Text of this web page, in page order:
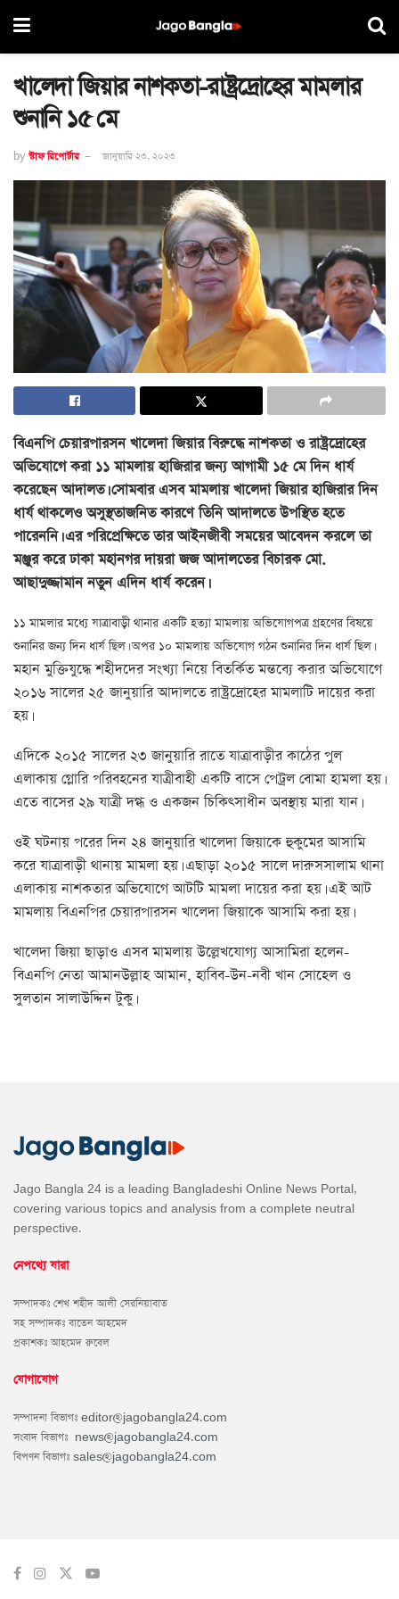
খালেদা জিয়ার নাশকতা-রাষ্ট্রদ্রোহের মামলার
শুনানি ১৫ মে
by স্টাফ রিপোর্টার জানুয়ারি ২৩, ২০২৩
বিএনপি চেয়ারপারসন খালেদা জিয়ার বিরুদ্ধে নাশকতা ও রাষ্ট্রদ্রোহের
অভিযোগে করা ১১ মামলায় হাজিরার জন্য আগামী ১৫ মে দিন ধার্য
করেছেন আদালত। সোমবার এসব মামলায় খালেদা জিয়ার হাজিরার দিন
ধার্য থাকলেও অসুস্থতাজনিত কারণে তিনি আদালতে উপস্থিত হতে
পারেননি। এর পরিপ্রেক্ষিতে তার আইনজীবী সময়ের আবেদন করলে তা
মঞ্জুর করে ঢাকা মহানগর দায়রা জজ আদালতের বিচারক মো.
আছাদুজ্জামান নতুন এদিন ধার্য করেন।
১১ মামলার মধ্যে যাত্রাবাড়ী থানার একটি হত্যা মামলায় অভিযোগপত্র গ্রহণের বিষয়ে
শুনানির জন্য দিন ধার্য ছিল। অপর ১০ মামলায় অভিযোগ গঠন শুনানির দিন ধার্য ছিল।
মহান মুক্তিযুদ্ধে শহীদদের সংখ্যা নিয়ে বিতর্কিত মন্তব্যে করার অভিযোগে
২০১৬ সালের ২৫ জানুয়ারি আদালতে রাষ্ট্রদ্রোহের মামলাটি দায়ের করা
হয়।
এদিকে ২০১৫ সালের ২৩ জানুয়ারি রাতে যাত্রাবাড়ীর কাঠের পুল
এলাকায় গ্লোরি পরিবহনের যাত্রীবাহী একটি বাসে পেট্রল বোমা হামলা হয়।
এতে বাসের ২৯ যাত্রী দগ্ধ ও একজন চিকিৎসাধীন অবস্থায় মারা যান।
ওই ঘটনায় পরের দিন ২৪ জানুয়ারি খালেদা জিয়াকে হুকুমের আসামি
করে যাত্রাবাড়ী থানায় মামলা হয়। এছাড়া ২০১৫ সালে দারুসসালাম থানা
এলাকায় নাশকতার অভিযোগে আটটি মামলা দায়ের করা হয়। এই আট
মামলায় বিএনপির চেয়ারপারসন খালেদা জিয়াকে আসামি করা হয়।
খালেদা জিয়া ছাড়াও এসব মামলায় উল্লেখযোগ্য আসামিরা হলেন-
বিএনপি নেতা আমানউল্লাহ আমান, হাবিব-উন-নবী খান সোহেল ও
সুলতান সালাউদ্দিন টুকু।
Jago Bangla 24 is a leading Bangladeshi Online News Portal,
covering various topics and analysis from a complete neutral
perspective.
নেপথ্যে যারা
সম্পাদকঃ শেখ শহীদ আলী সেরনিয়াবাত
সহ সম্পাদকঃ বাতেন আহমেদ
প্রকাশকঃ আহমেদ রুবেল
যোগাযোগ
সম্পাদনা বিভাগঃ editor@jagobangla24.com
সংবাদ বিভাগঃ news@jagobangla24.com
বিপণন বিভাগঃ sales@jagobangla24.com